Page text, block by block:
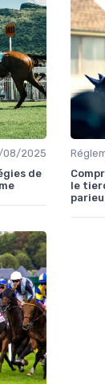
08/2025
de
le